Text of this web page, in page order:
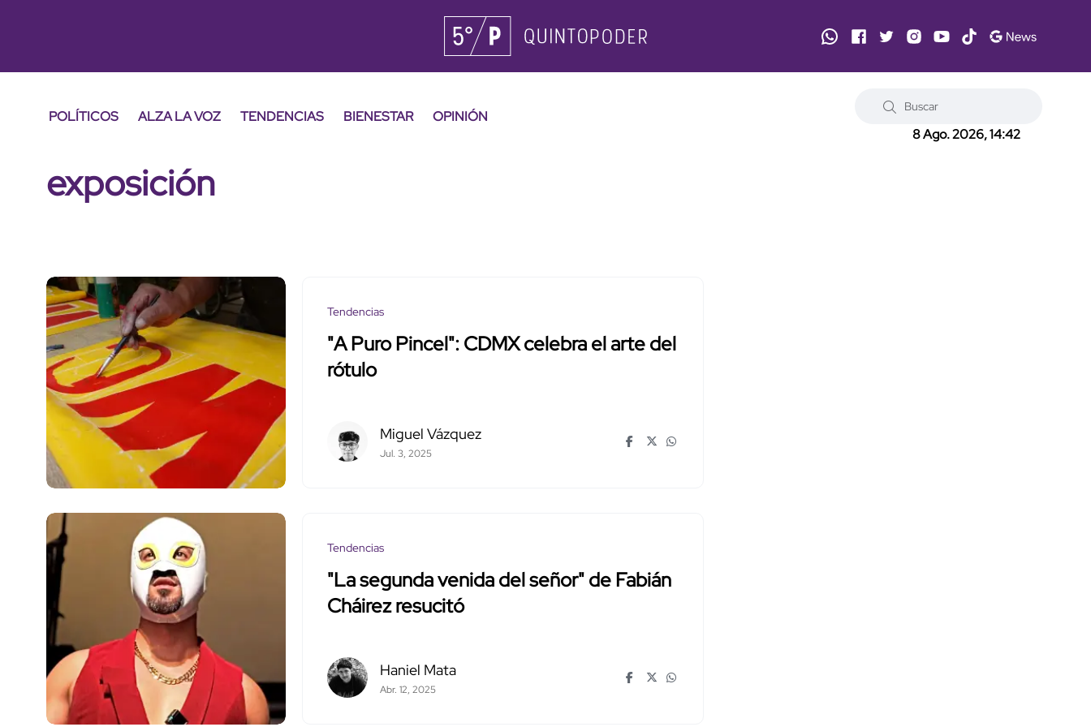
POLÍTICOS ALZA LA VOZ TENDENCIAS BIENESTAR
OPINIÓN
8 Ago. 2026, 14:42
exposición
Tendencias
"A Puro Pincel": CDMX celebra el arte del
rótulo
Miguel Vázquez
Jul. 3, 2025
Tendencias
"La segunda venida del señor" de Fabián
Cháirez resucitó
Haniel Mata
Abr. 12, 2025